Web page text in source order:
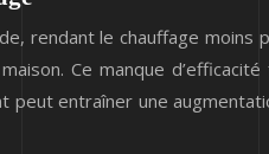
rendant le chauffage
Ce manque
peut entraîner une